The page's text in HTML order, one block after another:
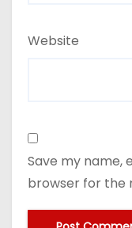
Website
Save my name,
browser for the